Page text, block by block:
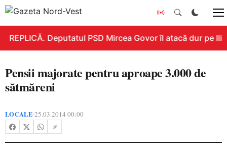
REPLICĂ. Deputatul PSD Mircea Govor îl atacă dur pe
Pensii majorate pentru aproape 3.000 de
sătmăreni
LOCALE•25.03.2014 00:00